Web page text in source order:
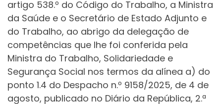
artigo 538.º do Código do Trabalho, a Ministra
da Saúde e o Secretário de Estado Adjunto e
do Trabalho, ao abrigo da delegação de
competências que lhe foi conferida pela
Ministra do Trabalho, Solidariedade e
Segurança Social nos termos da alínea a) do
ponto 1.4 do Despacho n.º 9158/2025, de 4 de
agosto, publicado no Diário da República, 2.ª